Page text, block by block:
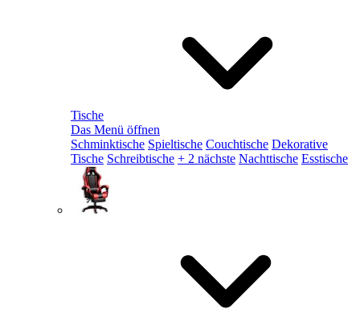
Tische
Das Menü öffnen
Schminktische Spieltische Couchtische Dekorative
Tische Schreibtische + 2 nächste Nachttische Esstische